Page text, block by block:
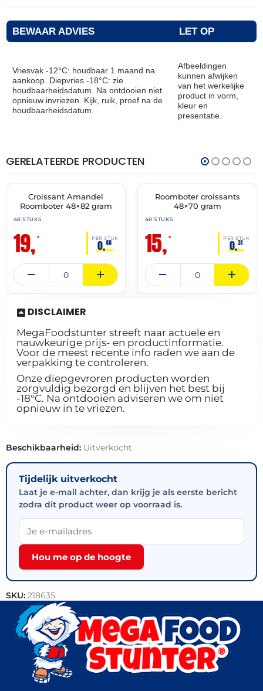
BEWAAR ADVIES LET OP
Vriesvak -12°C: houdbaar 1 maand na
aankoop. Diepvries -18°C: zie
houdbaarheidsdatum. Na ontdooien niet
opnieuw invriezen. Kijk, ruik, proef na de
houdbaarheidsdatum.
Afbeeldingen
kunnen afwijken
van het werkelijke
product in vorm,
kleur en
presentatie.
GERELATEERDE PRODUCTEN
🔥 OP=OP
THT:
30-
Croissant Amandel
Roomboter 48×82 gram
48 STUKS
19,– PER STUK
0,40
🔥 OP=OP
Roomboter croissants
48×70 gram
48 STUKS
15,– PER STUK
0,31
DISCLAIMER
MegaFoodstunter streeft naar actuele en
nauwkeurige prijs- en productinformatie.
Voor de meest recente info raden we aan de
verpakking te controleren.
Onze diepgevroren producten worden
zorgvuldig bezorgd en blijven het best bij
-18°C. Na ontdooien adviseren we om niet
opnieuw in te vriezen.
Beschikbaarheid: Uitverkocht
Tijdelijk uitverkocht
Laat je e-mail achter, dan krijg je als eerste bericht
zodra dit product weer op voorraad is.
Hou me op de hoogte
SKU: 218635
Categorie: Bakkerij